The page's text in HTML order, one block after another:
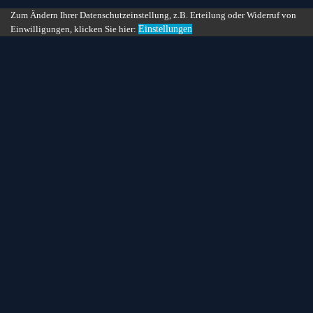
Zum Ändern Ihrer Datenschutzeinstellung, z.B. Erteilung oder Widerruf von
Einwilligungen, klicken Sie hier: Einstellungen